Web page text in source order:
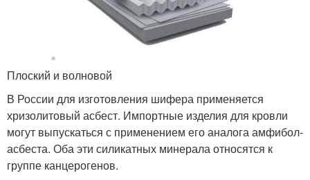
Плоский и волновой
В России для изготовления шифера применяется
хризолитовый асбест. Импортные изделия для кровли
могут выпускаться с применением его аналога амфибол-
асбеста. Оба эти силикатных минерала относятся к
группе канцерогенов.